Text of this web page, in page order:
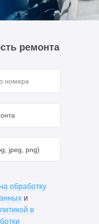
ремонта
jpeg, png)
обработку
и
в